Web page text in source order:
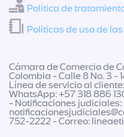
Política de
Políticas de uso de
Cámara de Comercio de
Colombia - Calle 8 No. 3 -
Línea de servicio al
WhatsApp: +57 318 886
- Notificaciones judiciales:
752-2222 - Correo: